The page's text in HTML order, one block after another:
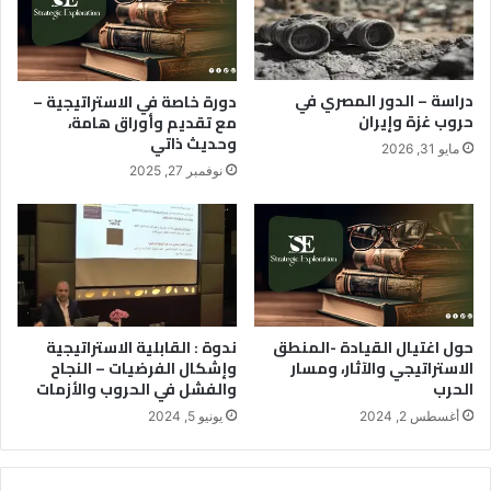
ل
ة
ف
ي
م
و
ا
ه
ة
و
ر
ث
ا
ل
م
ل
ة
ي
د
و
ج
ه
ة
ل
دراسة – الدور المصري في
حروب غزة وإيران
مايو 31, 2026
دورة خاصة في الاستراتيجية –
مع تقديم وأوراق هامة،
وحديث ذاتي
نوفمبر 27, 2025
حول اغتيال القيادة -المنطق
الاستراتيجي والآثار، ومسار
الحرب
أغسطس 2, 2024
ندوة : القابلية الاستراتيجية
وإشكال الفرضيات – النجاح
والفشل في الحروب والأزمات
يونيو 5, 2024